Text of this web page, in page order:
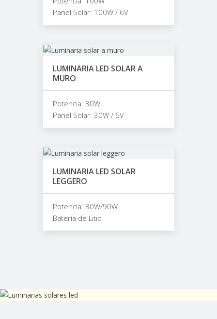
Panel Solar: 100W / 6V
LUMINARIA LED SOLAR A
MURO
Potencia: 30W
Panel Solar: 30W / 6V
LUMINARIA LED SOLAR
LEGGERO
Potencia: 30W/90W
Batería de Litio